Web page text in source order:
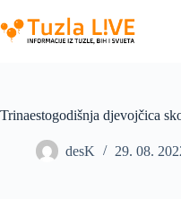
to
content
Trinaestogodišnja djevojčica
desK 29. 08.